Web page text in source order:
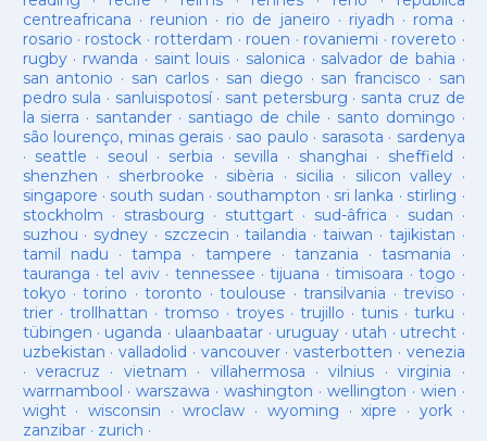
centreafricana · reunion · rio de janeiro · riyadh · roma ·
rosario · rostock · rotterdam · rouen · rovaniemi · rovereto ·
rugby· rwanda · saint louis · salonica · salvador de bahia ·
san antonio · san carlos· san diego · san francisco · san
pedro sula · sanluispotosí· sant petersburg · santa cruz de
la sierra · santander · santiago de chile · santo domingo ·
são lourenço, minas gerais · sao paulo · sarasota · sardenya
· seattle · seoul · serbia · sevilla · shanghai · sheffield ·
shenzhen · sherbrooke · sibèria · sicilia · silicon valley ·
singapore · south sudan · southampton · sri lanka · stirling ·
stockholm · strasbourg · stuttgart· sud-âfrica · sudan ·
suzhou · sydney · szczecin ·tailandia ·taiwan · tajikistan ·
tamil nadu ·tampa · tampere · tanzania ·tasmania ·
tauranga ·tel aviv· tennessee ·tijuana ·timisoara ·togo ·
tokyo ·torino ·toronto ·toulouse ·transilvania ·treviso ·
trier· trollhattan · tromso · troyes·trujillo ·tunis ·turku ·
tübingen · uganda · ulaanbaatar · uruguay · utah · utrecht ·
uzbekistan · valladolid · vancouver· vasterbotten · venezia
· veracruz · vietnam · villahermosa ·vilnius ·virginia ·
warrnambool ·warszawa ·washington · wellington · wien ·
wight· wisconsin ·wroclaw · wyoming ·xipre · york·
zanzibar· zurich ·